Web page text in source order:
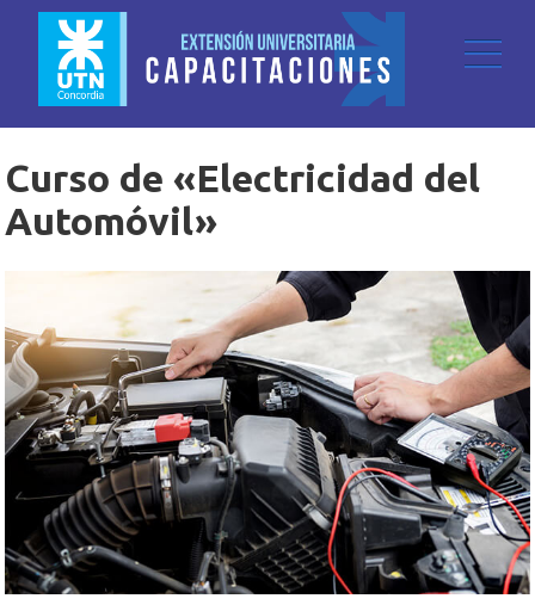
Curso de «Electricidad del
Automóvil»